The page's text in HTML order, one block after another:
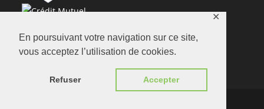
En poursuivant votre navigation sur ce site,
vous acceptez l’utilisation de cookies.
Refuser Accepter
✕